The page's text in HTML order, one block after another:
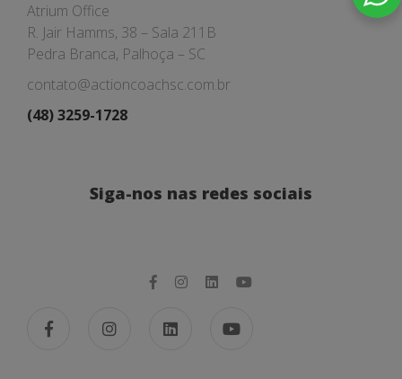
Atrium Office
R. Jair Hamms, 38 – Sala 211B
Pedra Branca, Palhoça – SC
contato@actioncoachsc.com.br
(48) 3259-1728
Siga-nos nas redes sociais